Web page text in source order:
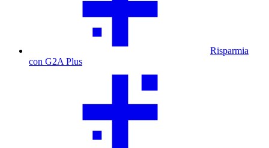
Risparmia
con G2A Plus